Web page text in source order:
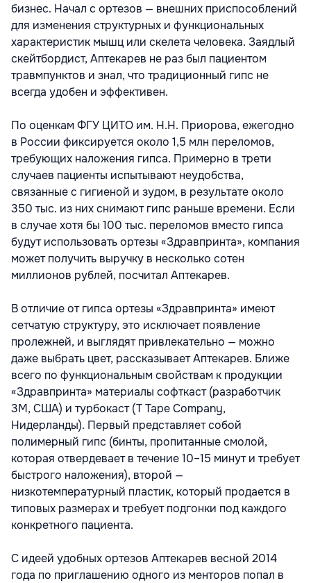
бизнес. Начал с ортезов — внешних приспособлений
для изменения структурных и функциональных
характеристик мышц или скелета человека. Заядлый
скейтбордист, Аптекарев не раз был пациентом
травмпунктов и знал, что традиционный гипс не
всегда удобен и эффективен.
По оценкам ФГУ ЦИТО им. Н.Н. Приорова, ежегодно
в России фиксируется около 1,5 млн переломов,
требующих наложения гипса. Примерно в трети
случаев пациенты испытывают неудобства,
связанные с гигиеной и зудом, в результате около
350 тыс. из них снимают гипс раньше времени. Если
в случае хотя бы 100 тыс. переломов вместо гипса
будут использовать ортезы «Здравпринта», компания
может получить выручку в несколько сотен
миллионов рублей, посчитал Аптекарев.
В отличие от гипса ортезы «Здравпринта» имеют
сетчатую структуру, это исключает появление
пролежней, и выглядят привлекательно — можно
даже выбрать цвет, рассказывает Аптекарев. Ближе
всего по функциональным свойствам к продукции
«Здравпринта» материалы софткаст (разработчик
3M, США) и турбокаст (Т Таре Company,
Нидерланды). Первый представляет собой
полимерный гипс (бинты, пропитанные смолой,
которая отвердевает в течение 10–15 минут и требует
быстрого наложения), второй —
низкотемпературный пластик, который продается в
типовых размерах и требует подгонки под каждого
конкретного пациента.
С идеей удобных ортезов Аптекарев весной 2014
года по приглашению одного из менторов попал в